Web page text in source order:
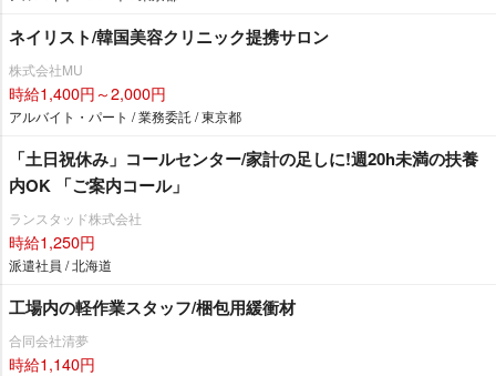
ネイリスト/韓国美容クリニック提携サロン
株式会社MU
時給1,400円～2,000円
アルバイト・パート / 業務委託 / 東京都
「土日祝休み」コールセンター/家計の足しに!週20h未満の扶養
内OK 「ご案内コール」
ランスタッド株式会社
時給1,250円
派遣社員 / 北海道
工場内の軽作業スタッフ/梱包用緩衝材
合同会社清夢
時給1,140円